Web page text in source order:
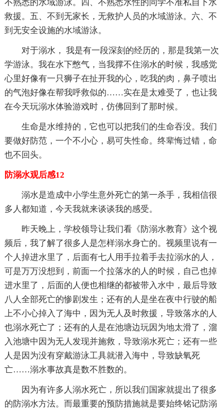
不熟悉的水域游泳。四、不熟悉水性的同学不准私自下水
救援。五、不到无家长，无救护人员的水域游泳。六、不
到无安全设施的水域游泳。
对于溺水， 我是有一段深刻的经历的，那是我第一次
学游泳。我在水下憋气，当我撑不住溺水的时候，我感觉
心里好像有一只狮子在扯开我的心，吃我的肉，鼻子喷出
的气泡好像在帮我呼救似的……实在是太难受了，也让我
在今天玩溺水体验游戏时，仿佛回到了那时候。
生命是水维持的，它也可以把我们的生命吞没。我们
要做好防范，一个不小心，易可失性命。终辈悔过错，命
也不回头。
防溺水观后感12
溺水是造成中小学生意外死亡的第一杀手，我相信很
多人都知道，今天我就来谈谈我的感受。
昨天晚上，学校领导让我们看《防溺水教育》这个视
频后，我了解了很多人是怎样溺水身亡的。视频里说有一
个人掉进水里了，后面有七人用手拉着手去拉溺水的人，
可是万万没想到，前面一个拉落水的人的时候，自己也掉
进水里了，后面的人便也相继的都被带入水中，最后导致
八人全部死亡的惨剧发生；还有的人是坐在夜中行驶的船
上不小心掉入了海中，因为无人及时救援，导致落水的人
也溺水死亡了；还有的人是在池塘边玩因为地太滑了，溜
入池塘中因为无人发现并施救，导致溺水死亡；还有一些
人是因为没有穿戴游泳工具就潜入海中，导致缺氧死
亡……溺水事故真是数不胜数的。
因为有许多人溺水死亡，所以我们国家就提出了很多
的防溺水方法。而最重要的预防措施就是要始终铭记防溺